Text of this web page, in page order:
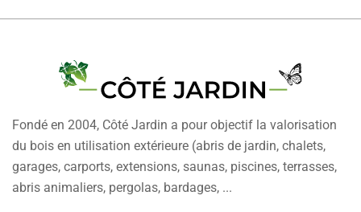
Fondé en 2004, Côté Jardin a pour objectif la valorisation
du bois en utilisation extérieure (abris de jardin, chalets,
garages, carports, extensions, saunas, piscines, terrasses,
abris animaliers, pergolas, bardages, ...